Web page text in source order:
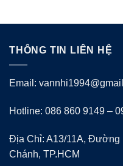
THÔNG TIN LIÊN HỆ
Email:
Hotline: 086 860 9149 –
Địa Chỉ: A13/11A, Đường
Chánh, TP.HCM